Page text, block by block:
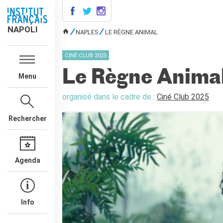
NAPOLI
Menu
Rechercher
Agenda
Info
NAPOLI
CONTACTS
DIPLÔMES DELF DALF
MÉDIATHÈQUE
Culturethèque, bibliothèque
numérique
Ressources
bibliographiques
ÉCOLE & UNIVERSITÉ
Coopération éducative
Coopération universitaire
Étudier en France
NAPLES LE RÈGNE ANIMAL
CINÉ CLUB 2025
Le Règne
organisé dans le cadre de : Ciné Club 2025